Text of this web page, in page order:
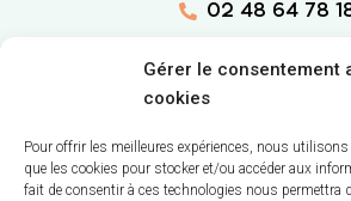
Gérer le consentement
cookies
Pour offrir les meilleures expériences, nous
que les cookies pour stocker et/ou accéder aux
fait de consentir à ces technologies nous permettra
02 48 64 78
Lundi: 9h-12h et